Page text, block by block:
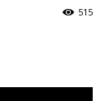
515